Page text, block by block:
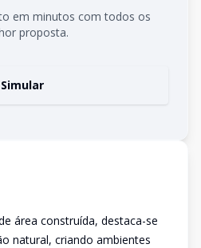
em minutos com todos os
proposta.
Simular
área construída, destaca-se
natural, criando ambientes